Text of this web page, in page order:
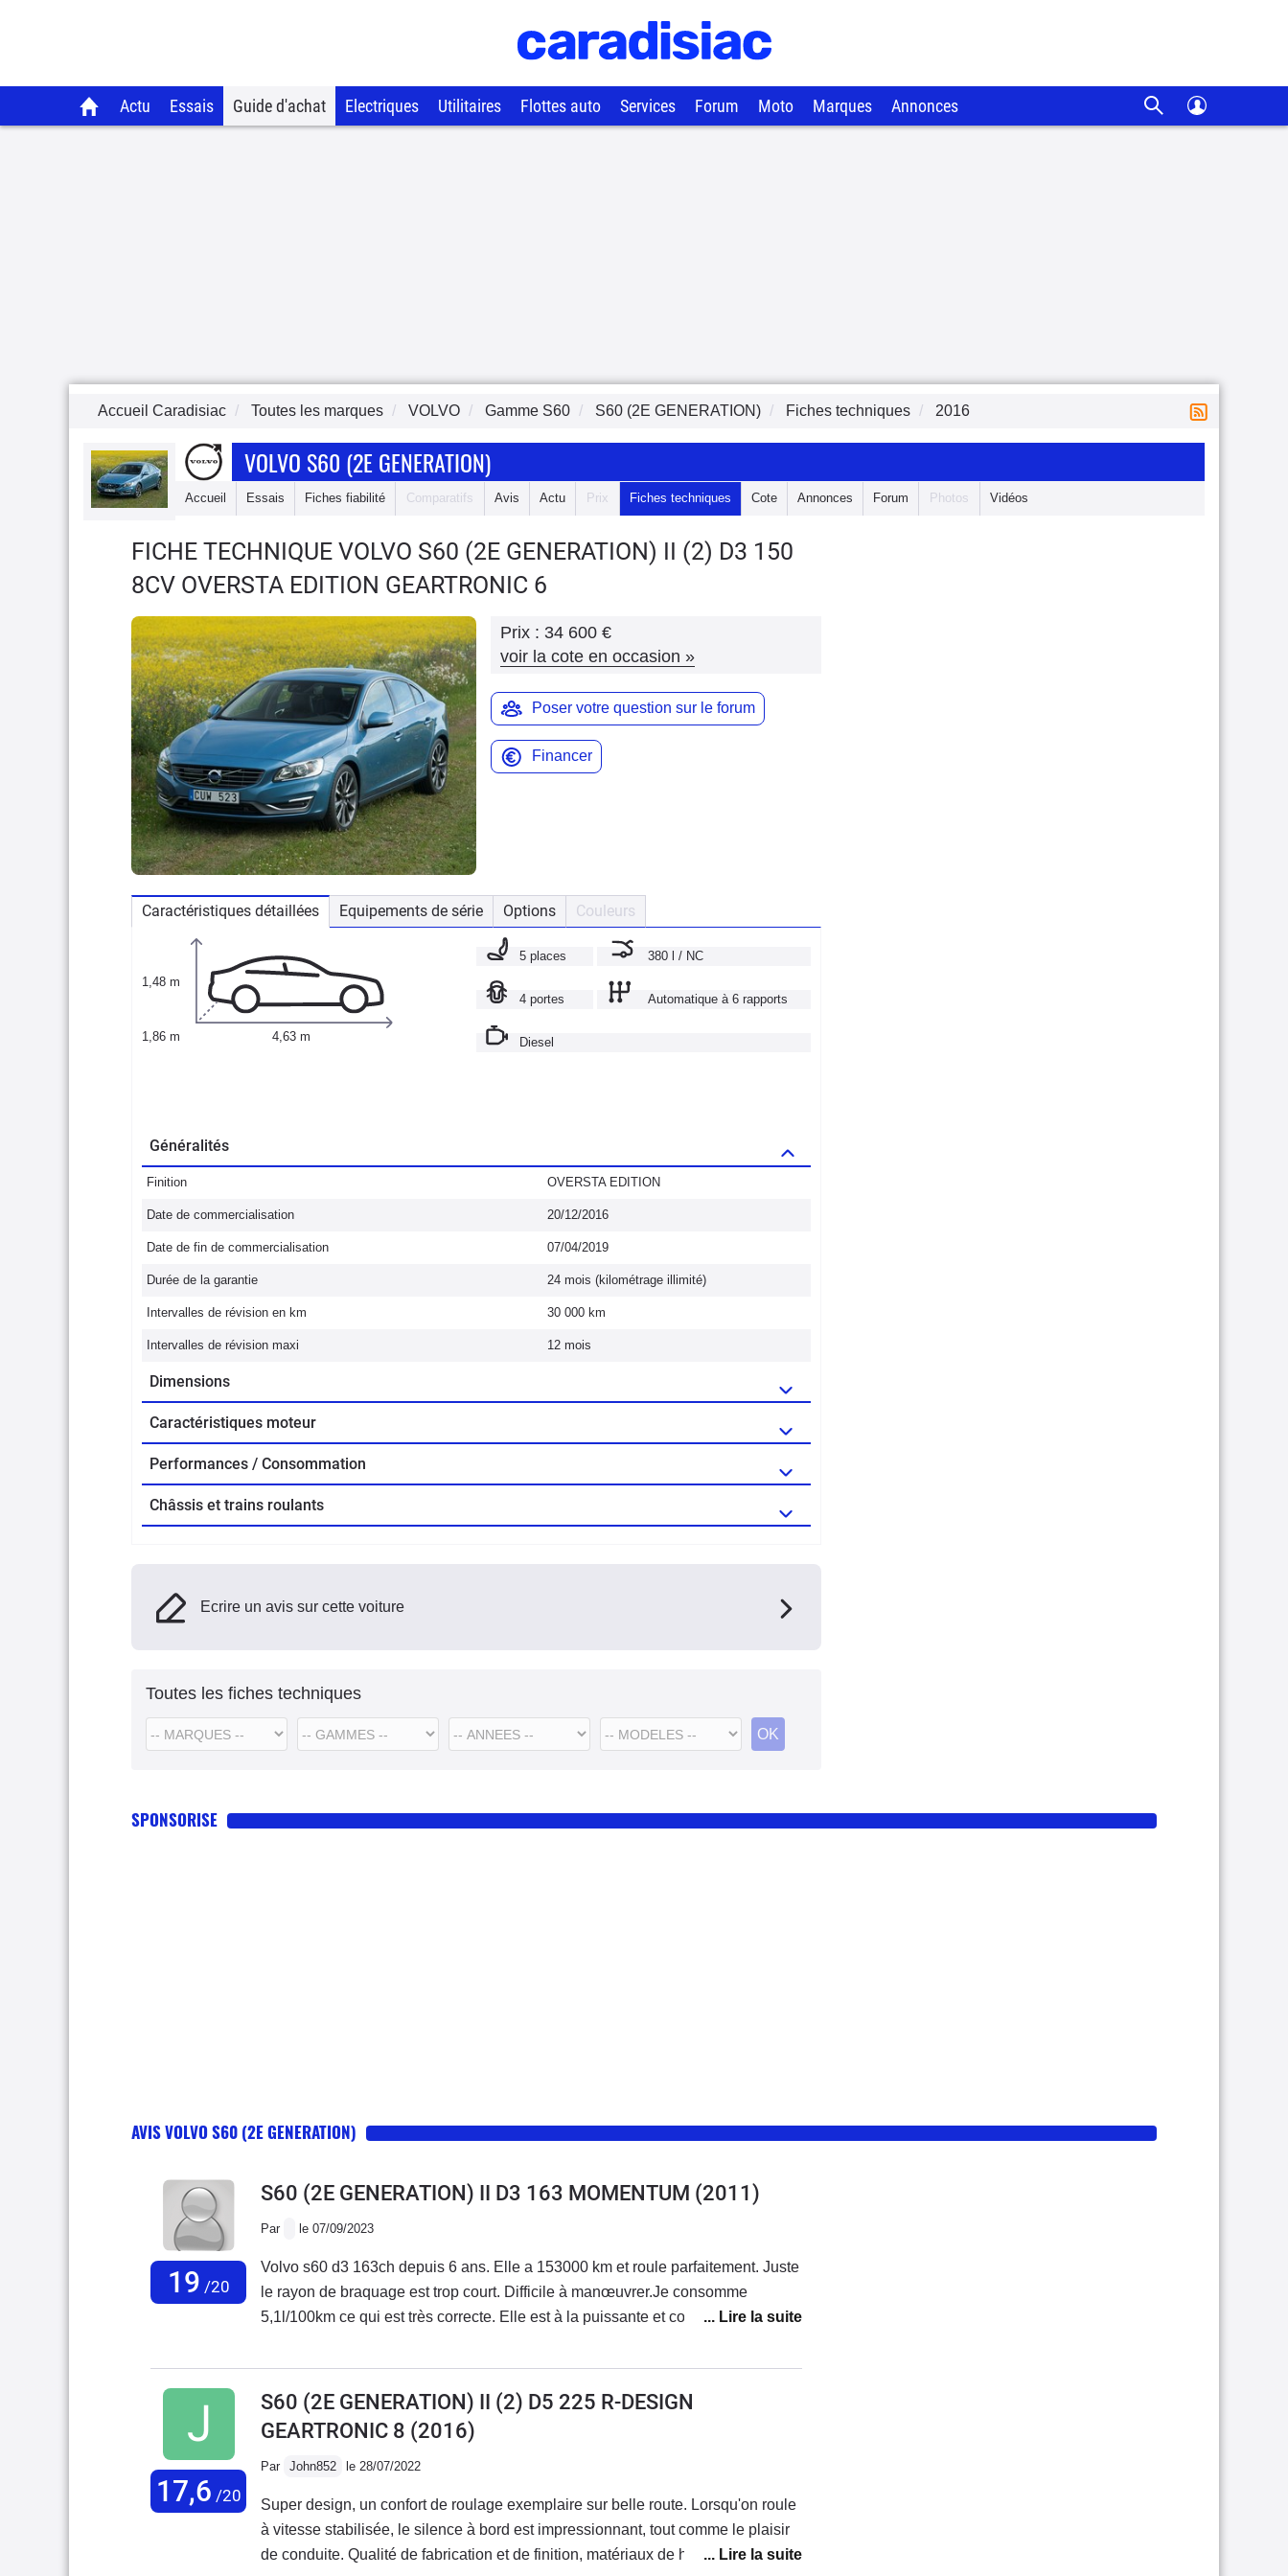
Actu Essais Guide d'achat Electriques Utilitaires Flottes auto Services Forum Moto Marques Annonces
Accueil Caradisiac Toutes les marques VOLVO Gamme S60 S60 (2E GENERATION) Fiches techniques 2016
VOLVO S60 (2E GENERATION)
Accueil Essais Fiches fiabilité Comparatifs Avis Actu Prix Fiches techniques Cote Annonces Forum Photos Vidéos
FICHE TECHNIQUE VOLVO S60 (2E GENERATION) II (2) D3 150
8CV OVERSTA EDITION GEARTRONIC 6
Prix : 34 600 €
voir la cote en occasion »
Poser votre question sur le forum
Financer
Caractéristiques détaillées Equipements de série Options Couleurs
1,48 m
1,86 m 4,63 m
5 places 380 l / NC
4 portes Automatique à 6 rapports
Diesel
Généralités
Finition OVERSTA EDITION
Date de commercialisation 20/12/2016
Date de fin de commercialisation 07/04/2019
Durée de la garantie 24 mois (kilométrage illimité)
Intervalles de révision en km 30 000 km
Intervalles de révision maxi 12 mois
Dimensions
Caractéristiques moteur
Performances / Consommation
Châssis et trains roulants
Ecrire un avis sur cette voiture
Toutes les fiches techniques
SPONSORISE
AVIS VOLVO S60 (2E GENERATION)
19 /20
S60 (2E GENERATION) II D3 163 MOMENTUM (2011)
Par le 07/09/2023
Volvo s60 d3 163ch depuis 6 ans. Elle a 153000 km et roule parfaitement. Juste
le rayon de braquage est trop court. Difficile à manœuvrer.Je consomme
5,1l/100km ce qui est très correcte. Elle est à la puissante et confortable. Le
difficulté. Je recommande ce véhicule !
17,6 /20
S60 (2E GENERATION) II (2) D5 225 R-DESIGN
GEARTRONIC 8 (2016)
Par John852 le 28/07/2022
Super design, un confort de roulage exemplaire sur belle route. Lorsqu'on roule
à vitesse stabilisée, le silence à bord est impressionnant, tout comme le plaisir
de conduite. Qualité de fabrication et de finition, matériaux de haute facture. Les